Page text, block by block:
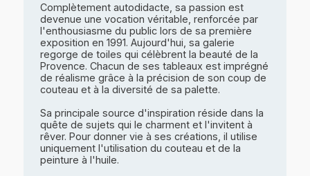
Complètement autodidacte, sa passion est
devenue une vocation véritable, renforcée par
l'enthousiasme du public lors de sa première
exposition en 1991. Aujourd'hui, sa galerie
regorge de toiles qui célèbrent la beauté de la
Provence. Chacun de ses tableaux est imprégné
de réalisme grâce à la précision de son coup de
couteau et à la diversité de sa palette.
Sa principale source d'inspiration réside dans la
quête de sujets qui le charment et l'invitent à
rêver. Pour donner vie à ses créations, il utilise
uniquement l'utilisation du couteau et de la
peinture à l'huile.